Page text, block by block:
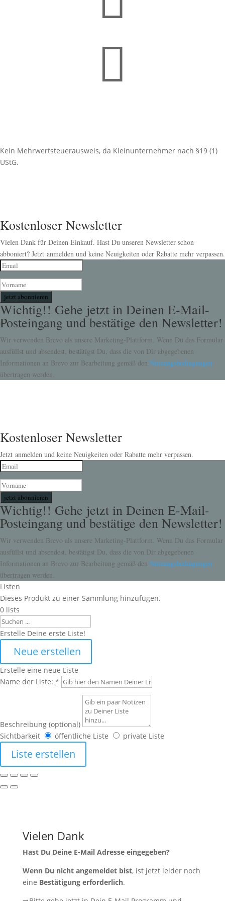

Kein Mehrwertsteuerausweis, da Kleinunternehmer nach §19 (1)
UStG.
Kostenloser Newsletter
Vielen Dank für Deinen Einkauf. Hast Du unseren Newsletter schon
abboniert? Jetzt anmelden und keine Neuigkeiten oder Rabatte mehr verpassen.
jetzt abonnieren
Wichtig!! Gehe jetzt in Deinen E-Mail-
Posteingang und bestätige den Newsletter!
Wir verwenden Brevo als unsere Marketing-Plattform. Wenn Du das Formular
ausfüllst und absendest, bestätigst Du, dass die von Dir abgegebenen
Informationen an Brevo zur Bearbeitung gemäß den Nutzungsbedingungen
übertragen werden.
Kostenloser Newsletter
Jetzt anmelden und keine Neuigkeiten oder Rabatte mehr verpassen.
jetzt abonnieren
Wichtig!! Gehe jetzt in Deinen E-Mail-
Posteingang und bestätige den Newsletter!
Wir verwenden Brevo als unsere Marketing-Plattform. Wenn Du das Formular
ausfüllst und absendest, bestätigst Du, dass die von Dir abgegebenen
Informationen an Brevo zur Bearbeitung gemäß den Nutzungsbedingungen
übertragen werden.
Listen
Dieses Produkt zu einer Sammlung hinzufügen.
0 lists
Search
Erstelle Deine erste Liste!
Neue erstellen
Erstelle eine neue Liste
Name der Liste: *
Beschreibung (optional)
Sichtbarkeit
öffentliche Liste private Liste
Liste erstellen
Vielen Dank
Hast Du Deine E-Mail Adresse eingegeben?
Wenn Du nicht angemeldet bist, ist jetzt leider noch
eine Bestätigung erforderlich.